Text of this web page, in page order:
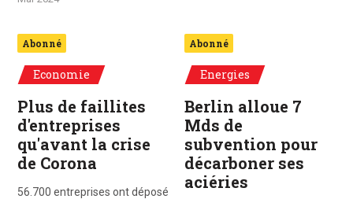
Abonné
Economie
Plus de faillites
d'entreprises
qu'avant la crise
de Corona
56.700 entreprises ont déposé
Abonné
Energies
Berlin alloue 7
Mds de
subvention pour
décarboner ses
aciéries